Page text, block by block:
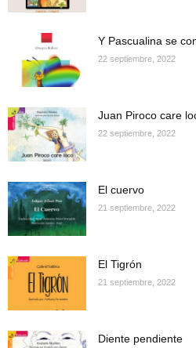
Y Pascualina se
22 septiembre, 2022
Juan Piroco care
22 septiembre, 2022
El cuervo
21 septiembre, 2022
El Tigrón
21 septiembre, 2022
Diente pendiente